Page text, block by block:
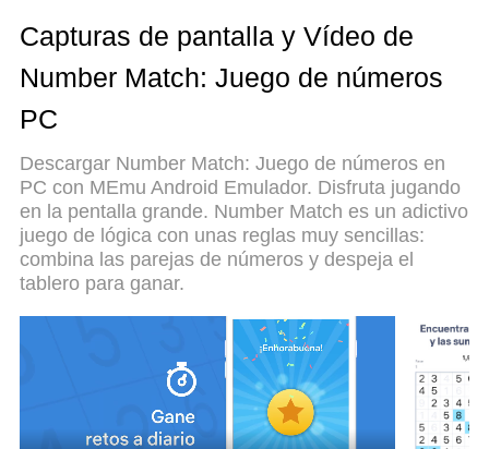
MEmu le ofrece todas las cosas que espera.
Descargar y jugar Number Match: Juego de
números en PC. Juega todo el tiempo que quieras,
llamadas molestas. El nuevo MEmu 9 es la mejor
números en PC. Preparado con nuestra
experiencia, el exquisito sistema de keymapping
preestablecido convierte a Number Match: Juego
de números en un verdadero juego de PC.
Codificado con nuestra absorción, el administrador
de instancias múltiples hace posible jugar 2 o más
cuentas en el mismo dispositivo. Y lo más
importante, nuestro exclusivo motor de emulación
puede liberar todo el potencial de su PC, hacer que
todo sea más fluido. Nos importa no solo cómo
juegas, sino también todo el proceso de disfrutar
de la felicidad de los juegos.
Capturas de pantalla y Vídeo de
Number Match: Juego de números
PC
Descargar Number Match: Juego de números en
PC con MEmu Android Emulador. Disfruta jugando
en la pentalla grande. Number Match es un adictivo
juego de lógica con unas reglas muy sencillas:
combina las parejas de números y despeja el
tablero para ganar.